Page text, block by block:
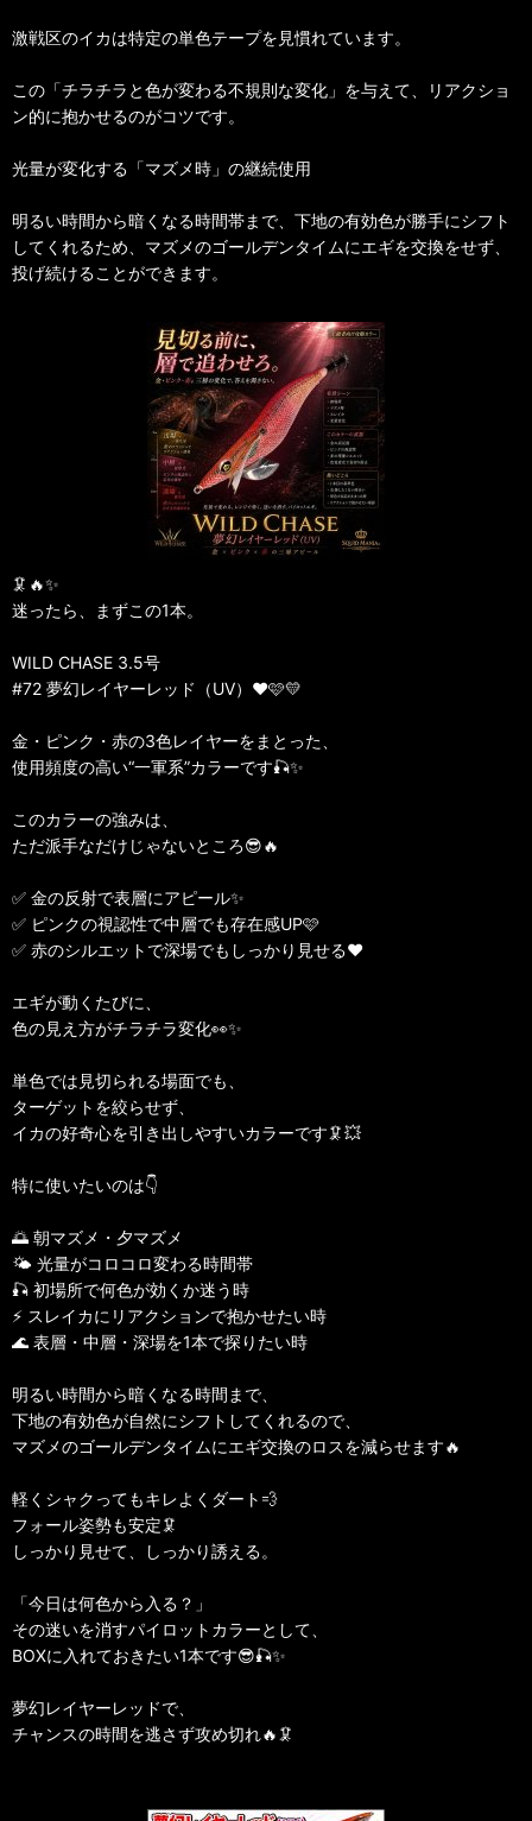
激戦区のイカは特定の単色テープを見慣れています。
この「チラチラと色が変わる不規則な変化」を与えて、リアクショ
ン的に抱かせるのがコツです。
光量が変化する「マズメ時」の継続使用
明るい時間から暗くなる時間帯まで、下地の有効色が勝手にシフト
してくれるため、マズメのゴールデンタイムにエギを交換をせず、
投げ続けることができます。
🦑🔥✨
迷ったら、まずこの1本。
WILD CHASE 3.5号
#72 夢幻レイヤーレッド（UV）❤️🩷💛
金・ピンク・赤の3色レイヤーをまとった、
使用頻度の高い“一軍系”カラーです🎣✨
このカラーの強みは、
ただ派手なだけじゃないところ😎🔥
✅ 金の反射で表層にアピール✨
✅ ピンクの視認性で中層でも存在感UP🩷
✅ 赤のシルエットで深場でもしっかり見せる❤️
エギが動くたびに、
色の見え方がチラチラ変化👀✨
単色では見切られる場面でも、
ターゲットを絞らせず、
イカの好奇心を引き出しやすいカラーです🦑💥
特に使いたいのは👇
🌅 朝マズメ・夕マズメ
🌤 光量がコロコロ変わる時間帯
🎣 初場所で何色が効くか迷う時
⚡ スレイカにリアクションで抱かせたい時
🌊 表層・中層・深場を1本で探りたい時
明るい時間から暗くなる時間まで、
下地の有効色が自然にシフトしてくれるので、
マズメのゴールデンタイムにエギ交換のロスを減らせます🔥
軽くシャクってもキレよくダート💨
フォール姿勢も安定🦑
しっかり見せて、しっかり誘える。
「今日は何色から入る？」
その迷いを消すパイロットカラーとして、
BOXに入れておきたい1本です😎🎣✨
夢幻レイヤーレッドで、
チャンスの時間を逃さず攻め切れ🔥🦑